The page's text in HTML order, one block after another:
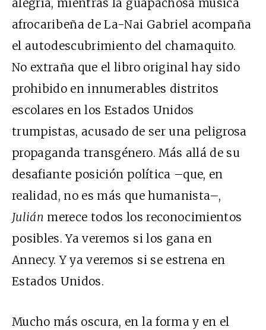
alegría, mientras la guapachosa música
afrocaribeña de La-Nai Gabriel acompaña
el autodescubrimiento del chamaquito.
No extraña que el libro original hay sido
prohibido en innumerables distritos
escolares en los Estados Unidos
trumpistas, acusado de ser una peligrosa
propaganda transgénero. Más allá de su
desafiante posición política –que, en
realidad, no es más que humanista–,
Julián merece todos los reconocimientos
posibles. Ya veremos si los gana en
Annecy. Y ya veremos si se estrena en
Estados Unidos.
Mucho más oscura, en la forma y en el